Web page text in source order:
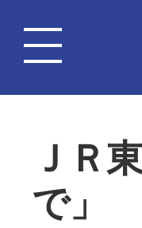
ＪＲ
で」